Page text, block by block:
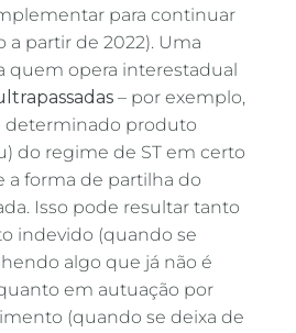
para continuar
a partir de 2022). Uma
quem opera interestadual
– por exemplo,
determinado produto
do regime de ST em certo
a forma de partilha do
Isso pode resultar tanto
indevido (quando se
algo que já não é
em autuação por
(quando se deixa de